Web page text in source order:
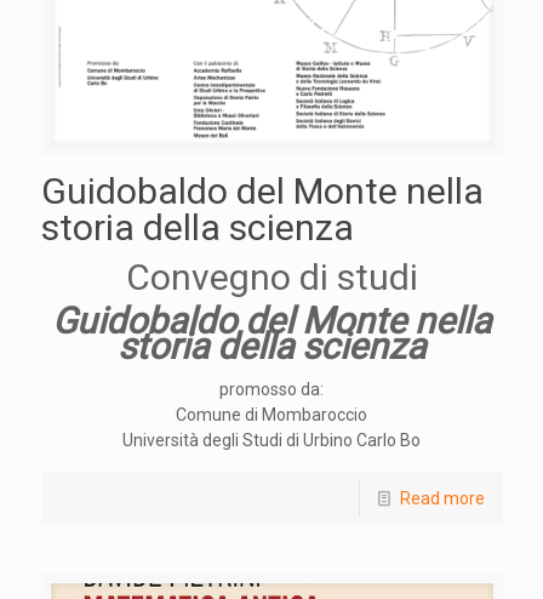
Guidobaldo del Monte nella
storia della scienza
Convegno di studi
Guidobaldo del Monte nella
storia della scienza
promosso da:
Comune di Mombaroccio
Università degli Studi di Urbino Carlo Bo
Read more